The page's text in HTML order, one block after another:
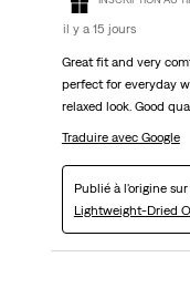
il y a 15 jours
Great fit and very
perfect for everyday
relaxed look. Good
Traduire avec Google
Publié à l'origine sur
Lightweight-Dried